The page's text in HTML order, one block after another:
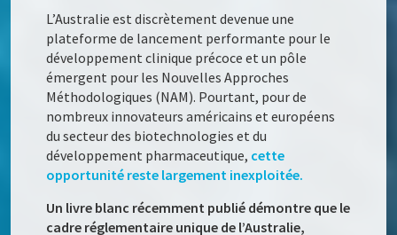
L’Australie est discrètement devenue une
plateforme de lancement performante pour le
développement clinique précoce et un pôle
émergent pour les Nouvelles Approches
Méthodologiques (NAM). Pourtant, pour de
nombreux innovateurs américains et européens
du secteur des biotechnologies et du
développement pharmaceutique, cette
opportunité reste largement inexploitée.
Un livre blanc récemment publié démontre que le
cadre réglementaire unique de l’Australie,